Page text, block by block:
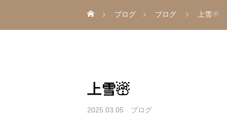
ブログ ブログ 上雪☃
上雪☃
2025.03.05 ブログ